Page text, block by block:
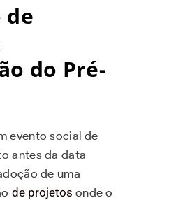
de
do Pré-
evento social de
antes da data
de uma
de projetos onde o